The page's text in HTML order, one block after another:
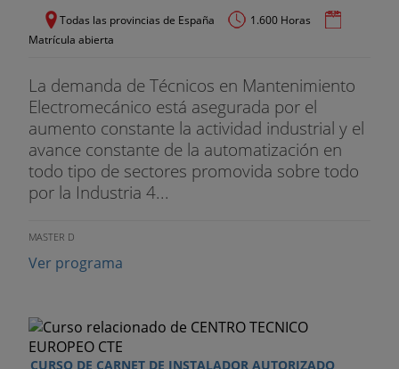
Pruebas de resistencia mecánica y estanqueidad
de las instalaciones interiores de suministro de
Cumplimentación de impresos que debe suscribir
un instalador autorizado de fontanería.
Esquemas y croquis de instalaciones, con inclusión
de tuberías de agua fría y caliente.
Todas las provincias de España
1.600 Horas
Matrícula abierta
La demanda de Técnicos en Mantenimiento
Electromecánico está asegurada por el
aumento constante la actividad industrial y el
avance constante de la automatización en
todo tipo de sectores promovida sobre todo
por la Industria 4...
MASTER D
Ver programa
CURSO DE CARNET DE INSTALADOR AUTORIZADO